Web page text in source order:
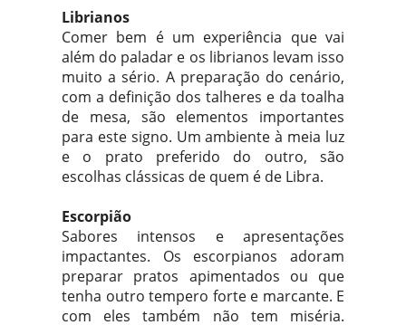
Librianos
Comer bem é um experiência que vai
além do paladar e os librianos levam isso
muito a sério. A preparação do cenário,
com a definição dos talheres e da toalha
de mesa, são elementos importantes
para este signo. Um ambiente à meia luz
e o prato preferido do outro, são
escolhas clássicas de quem é de Libra.
Escorpião
Sabores intensos e apresentações
impactantes. Os escorpianos adoram
preparar pratos apimentados ou que
tenha outro tempero forte e marcante. E
com eles também não tem miséria.